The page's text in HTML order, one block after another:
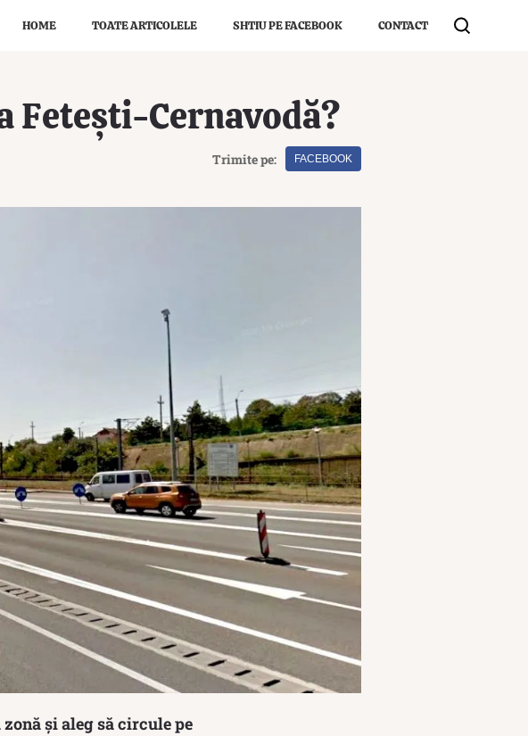
HOME TOATE ARTICOLELE SHTIU PE FACEBOOK CONTACT
Fetești-Cernavodă?
Trimite pe: FACEBOOK
și aleg să circule pe